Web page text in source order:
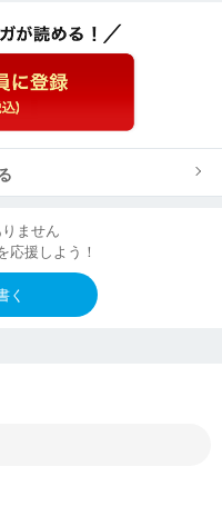
ません
応援しよう！
く